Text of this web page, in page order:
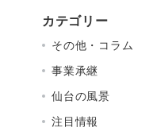
カテゴリー
その他・コラム
事業承継
仙台の風景
注目情報